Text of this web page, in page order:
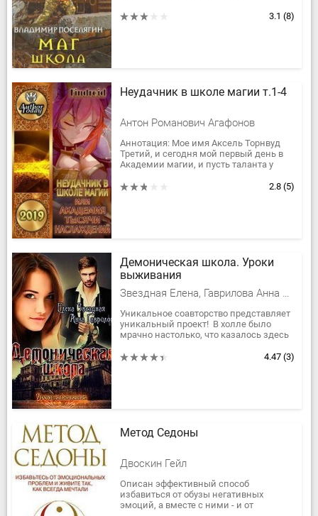
3.1 (8)
Неудачник в школе магии т.1-4
Антон Романович Агафонов
Аннотация: Мое имя Аксель Торнвуд
Третий, и сегодня мой первый день в
Академии магии, и пусть таланта у
ненормальная суккуба. Я не...
2.8 (5)
Демоническая школа. Уроки
выживания
Звездная Елена, Гаврилова Анна Сергеевна
Уникальное соавторство представляет
уникальный проект! В холле было
мрачно настолько, что казалось здесь
разгоняемые, а лишь...
4.47 (3)
Метод Седоны
Двоскин Гейл
Описан эффективный способ
избавиться от обузы негативных
эмоций, а вместе с ними - и от